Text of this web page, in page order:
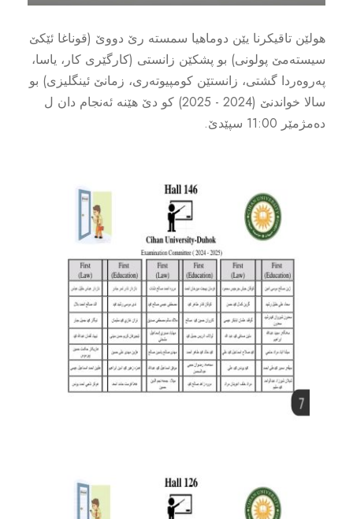
هولێن تاقيكرنا يێن دوماهيا سمسته رێ دووێ (قوناغا ئێکێ
سیستەمێ پولونی) بو پشکێن زانستى (کارگێری کار، یاسا،
پەروەردا گشتی، زانستێن کومپیوتەری، زمانێ ئینگلیزی) بو
سالا خواندنێ (2024 - 2025) کو دێ هێنە ئەنجام دان ل
دەمژمێر 11:00 سپێدێ.